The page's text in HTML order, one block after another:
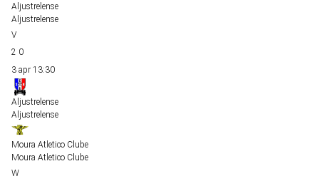
Aljustrelense
Aljustrelense
2 0
3 apr 13:30
Aljustrelense
Aljustrelense
Moura Atletico Clube
Moura Atletico Clube